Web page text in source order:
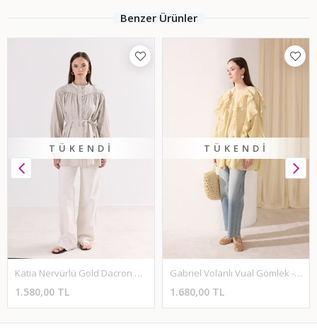
Benzer Ürünler
TÜKENDI
Katia Nervürlü Gold Dacron Gömlek - Bej
1.580,00 TL
TÜKENDI
Gabriel Volanlı Vual Gömlek - Hardal
1.680,00 TL